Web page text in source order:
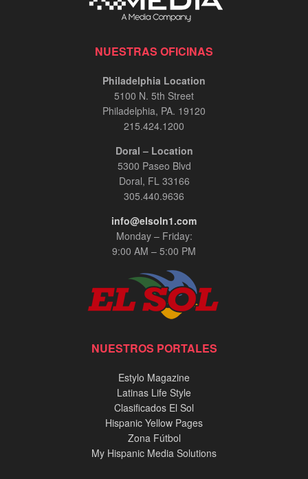
NUESTRAS OFICINAS
Philadelphia Location
5100 N. 5th Street
Philadelphia, PA. 19120
215.424.1200
Doral – Location
5300 Paseo Blvd
Doral, FL 33166
305.440.9636
info@elsoln1.com
Monday – Friday:
9:00 AM – 5:00 PM
NUESTROS PORTALES
Estylo Magazine
Latinas Life Style
Clasificados El Sol
Hispanic Yellow Pages
Zona Fútbol
My Hispanic Media Solutions